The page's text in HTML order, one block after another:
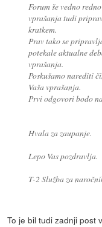
Forum še vedno
vprašanja tudi
kratkem.
Prav tako se
potekale aktualne
vprašanja.
Poskušamo narediti
Vaša vprašanja.
Prvi odgovori bodo
Hvala za zaupanje.
Lepo Vas pozdravlja.
T-2 Služba za
To je bil tudi zadnji post